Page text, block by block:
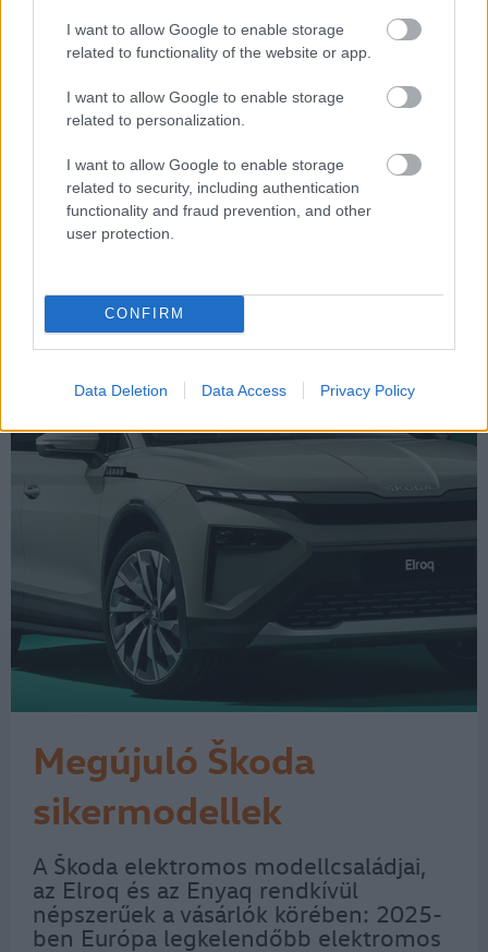
I want to allow Google to enable storage
related to functionality of the website or app.
I want to allow Google to enable storage
related to personalization.
I want to allow Google to enable storage
related to security, including authentication
functionality and fraud prevention, and other
user protection.
CONFIRM
Data Deletion Data Access Privacy Policy
Indul a megújult belső
terű Caddy
előértékesítése
lehet hozzájutni a Volkswagen
széleskörben népszerű modelljéhez. A
Caddy Cargo 1st Edition 2.0 TDI 122
lóerős motorral és DSG váltóval már
Ft+áfától. A Caddy 1st Edition családi
autók szintén…
Megújuló Škoda
sikermodellek
A Škoda elektromos modellcsaládjai,
az Elroq és az Enyaq rendkívül
népszerűek a vásárlók körében: 2025-
ben Európa legkelendőbb elektromos